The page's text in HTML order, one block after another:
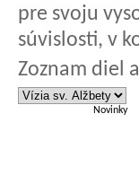
pre svoju
súvislosti, v
Zoznam diel
Novinky